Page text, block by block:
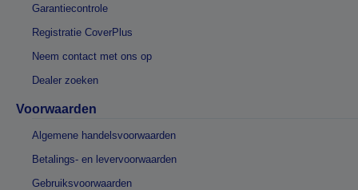
Garantiecontrole
Registratie CoverPlus
Neem contact met ons op
Dealer zoeken
Voorwaarden
Algemene handelsvoorwaarden
Betalings- en levervoorwaarden
Gebruiksvoorwaarden